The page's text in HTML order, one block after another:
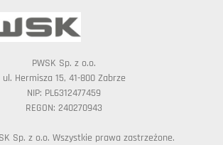
PWSK Sp. z o.o.
ul. Hermisza 15, 41-800 Zabrze
NIP: PL6312477459
REGON: 240270943
Sp. z o.o. Wszystkie prawa zastrzeżone.